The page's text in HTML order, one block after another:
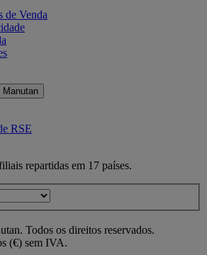
de Venda
Manutan
RSE
repartidas em 17 países.
Todos os direitos reservados.
(€) sem IVA.